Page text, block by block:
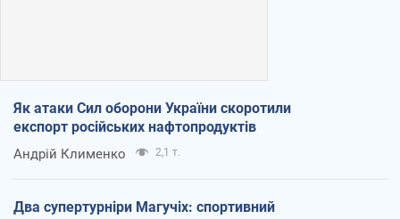
Як атаки Сил оборони України скоротили
експорт російських нафтопродуктів
Андрій Клименко 2,1 т.
Два супертурніри Магучіх: спортивний